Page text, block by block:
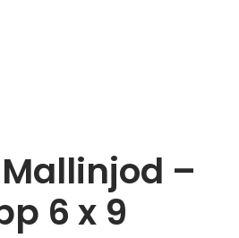
–
6 x 9